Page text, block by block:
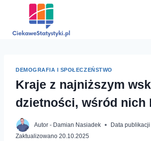
DEMOGRAFIA I SPOŁECZEŃSTWO
Kraje z najniższym
dzietności, wśród nich
Autor - Damian Nasiadek Data publikacji
Zaktualizowano 20.10.2025